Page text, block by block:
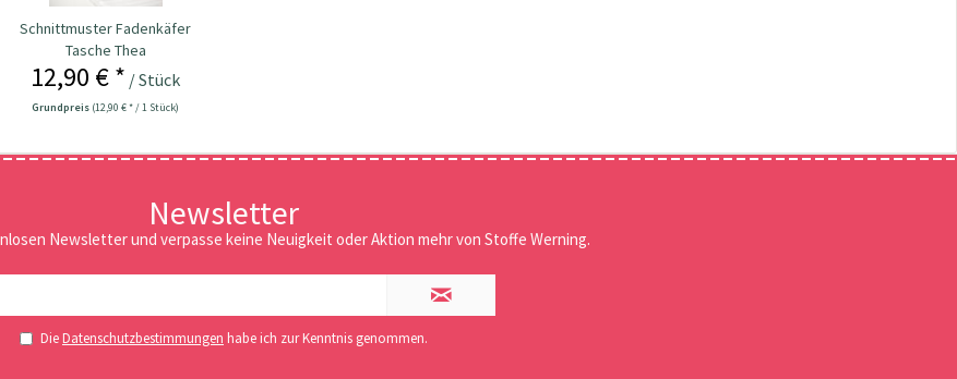
Schnittmuster Fadenkäfer
Tasche Thea
12,90 € * / Stück
Grundpreis (12,90 € * / 1 Stück)
Newsletter
Newsletter und verpasse keine Neuigkeit oder Aktion mehr von Stoffe Werning.
DieDatenschutzbestimmungen habe ich zur Kenntnis genommen.